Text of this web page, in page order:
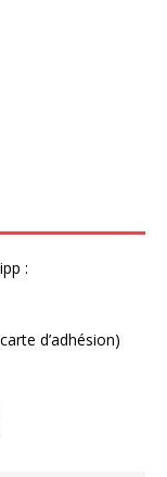
:
d’adhésion)